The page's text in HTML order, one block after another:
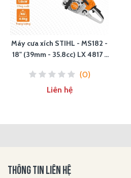
Máy cưa xích STIHL - MS182 -
18" (39mm - 35.8cc) LX 4817 -
(0)
Liên hệ
THÔNG TIN LIÊN HỆ